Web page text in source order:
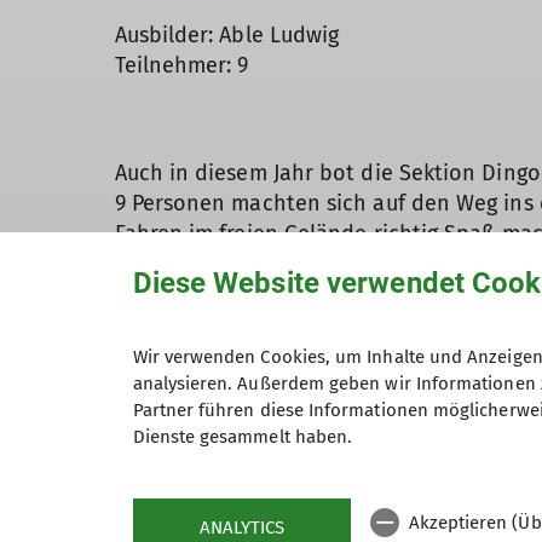
Ausbilder: Able Ludwig
Teilnehmer: 9
Auch in diesem Jahr bot die Sektion
9 Personen machten sich auf den Weg
Fahren im freien Gelände richtig Spaß
Liftunterstützung, Sonnenschein und
unverspurten Gelände stufenweise zu
auf dem Programm. Zum Einstieg nahm
und die VS-Geräte eingeschaltet. Es
Erfahrungen mit der
Resterhöhe. Nach einigen hundert
über das Skitourengehen. Am dritten
entlang des Trattenbachs, dann durch
Diese Website verwendet
Wir verwenden Cookies, um Inhalte und
analysieren. Außerdem geben wir
Partner führen diese Informationen
Dienste gesammelt haben.
ANALYTICS Akzeptieren